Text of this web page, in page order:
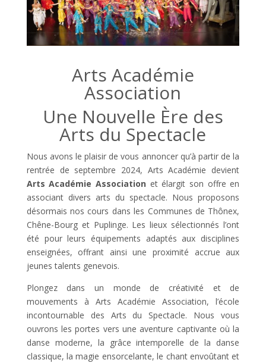
Arts Académie
Association
Une Nouvelle Ère des
Arts du Spectacle
Nous avons le plaisir de vous annoncer qu’à partir de la
rentrée de septembre 2024, Arts Académie devient
Arts Académie Association et élargit son offre en
associant divers arts du spectacle. Nous proposons
désormais nos cours dans les Communes de Thônex,
Chêne-Bourg et Puplinge. Les lieux sélectionnés l’ont
été pour leurs équipements adaptés aux disciplines
enseignées, offrant ainsi une proximité accrue aux
jeunes talents genevois.
Plongez dans un monde de créativité et de
mouvements à Arts Académie Association, l’école
incontournable des Arts du Spectacle. Nous vous
ouvrons les portes vers une aventure captivante où la
danse moderne, la grâce intemporelle de la danse
classique, la magie ensorcelante, le chant envoûtant et